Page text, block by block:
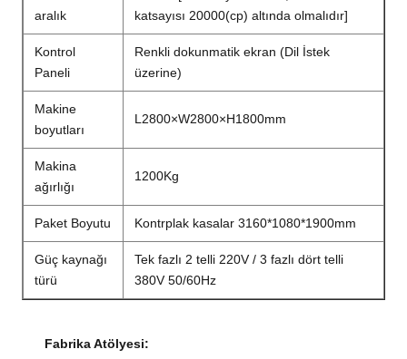
aralık
katsayısı 20000(cp) altında olmalıdır]
Kontrol
Paneli
Renkli dokunmatik ekran (Dil İstek
üzerine)
Makine
boyutları
L2800×W2800×H1800mm
Makina
ağırlığı
1200Kg
Paket Boyutu Kontrplak kasalar 3160*1080*1900mm
Güç kaynağı
türü
Tek fazlı 2 telli 220V / 3 fazlı dört telli
380V 50/60Hz
Fabrika Atölyesi: